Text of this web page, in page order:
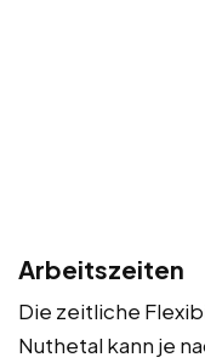
Arbeitszeiten
Die zeitliche
Nuthetal kann je